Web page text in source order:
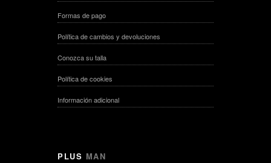
Formas de pago
Política de cambios y devoluciones
Conozca su talla
Política de cookies
Información adicional
PLUS MAN